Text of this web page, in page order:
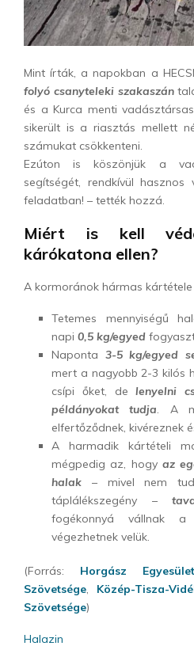
Mint írták, a napokban a
folyó csanyteleki szakaszán
és a Kurca menti
sikerült is a riasztás mellett
számukat csökkenteni.
Ezúton is köszönjük a
segítségét, rendkívül
feladatban! – tették hozzá.
Miért is kell
kárókatona ellen?
A kormoránok hármas
Tetemes mennyiségű
napi 0,5 kg/egyed
Naponta 3-5 kg/egyed
mert a nagyobb 2-3 kilós
csípi őket, delenyelni
példányokat tudja. A
elfertőződnek, kivéreznek
A harmadik kártételi
mégpedig az, hogy az
halak – mivel nem
táplálékszegény –
fogékonnyá vállnak a
végezhetnek velük.
(Forrás: Horgász
Szövetsége, Közép-Tisza-
Szövetsége)
Halazin